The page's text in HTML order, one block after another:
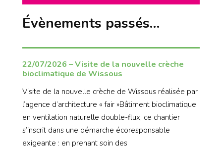
Évènements passés…
22/07/2026 – Visite de la nouvelle crèche
bioclimatique de Wissous
Visite de la nouvelle crèche de Wissous réalisée par
l’agence d’architecture « fair »Bâtiment bioclimatique
en ventilation naturelle double-flux, ce chantier
s’inscrit dans une démarche écoresponsable
exigeante : en prenant soin des